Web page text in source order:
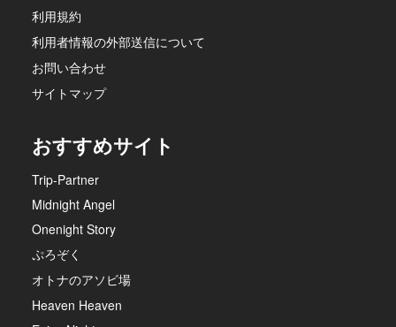
利用規約
利用者情報の外部送信について
お問い合わせ
サイトマップ
おすすめサイト
Trip-Partner
Midnight Angel
Onenight Story
ぷろぞく
オトナのアソビ場
Heaven Heaven